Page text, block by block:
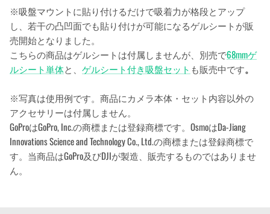
※吸盤マウントに貼り付けるだけで吸着力が格段とアップ
し、若干の凸凹面でも貼り付けが可能になるゲルシートが販
売開始となりました。
こちらの商品はゲルシートは付属しませんが、別売で68mmゲ
ルシート単体と、 ゲルシート付き吸盤セット も販売中です。
※写真は使用例です。商品にカメラ本体・セット内容以外の
アクセサリーは付属しません。
GoProはGoPro, Inc.の商標または登録商標です。OsmoはDa-Jiang
Innovations Science and Technology Co., Ltd.の商標または登録商標で
す。当商品はGoPro及びDJIが製造、販売するものではありませ
ん。